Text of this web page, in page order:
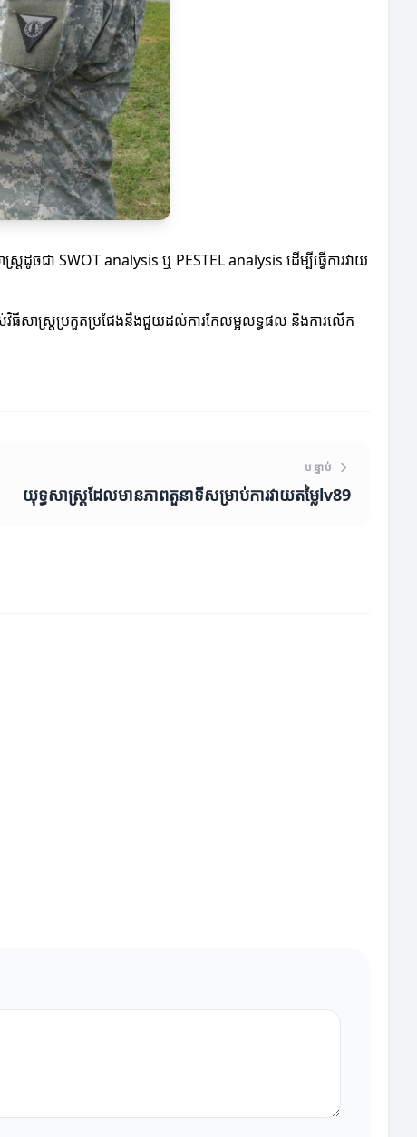
ដូចជា SWOT analysis ឬ PESTEL analysis ដើម្បីធ្វើការវាយ
ស់វិធីសាស្ត្រប្រកួតប្រជែងនឹងជួយដល់ការកែលម្អលទ្ធផល និងការលើក
បន្ទាប់
យុទ្ធសាស្ត្រដែលមានភាពតួនាទីសម្រាប់ការវាយតម្លៃlv89